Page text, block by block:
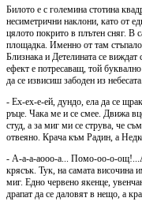
Билото е с големина стотина
несиметрични наклони, като от
цялото покрито в плътен сняг. В
площадка. Именно от там
Близнака и Детелината се
ефект е потресаващ, той
да се извисиш забоден из небесата.
- Ех-ех-е-ей, дундо, ела да се
ръце. Чака ме и се смее. Движа
студ, а за миг ми се струва, че
отвеяно. Крача към Радин, а
- А-а-а-аооо-а... Помо-оо-о-
крясък. Тук, на самата височина
миг. Едно червено якенце,
драпат да се даловят в нещо, а